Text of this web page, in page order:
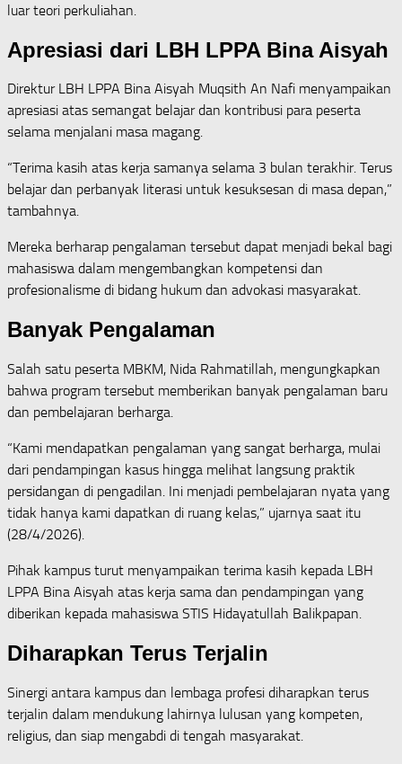
luar teori perkuliahan.
Apresiasi dari LBH LPPA Bina Aisyah
Direktur LBH LPPA Bina Aisyah Muqsith An Nafi menyampaikan
apresiasi atas semangat belajar dan kontribusi para peserta
selama menjalani masa magang.
“Terima kasih atas kerja samanya selama 3 bulan terakhir. Terus
belajar dan perbanyak literasi untuk kesuksesan di masa depan,”
tambahnya.
Mereka berharap pengalaman tersebut dapat menjadi bekal bagi
mahasiswa dalam mengembangkan kompetensi dan
profesionalisme di bidang hukum dan advokasi masyarakat.
Banyak Pengalaman
Salah satu peserta MBKM, Nida Rahmatillah, mengungkapkan
bahwa program tersebut memberikan banyak pengalaman baru
dan pembelajaran berharga.
“Kami mendapatkan pengalaman yang sangat berharga, mulai
dari pendampingan kasus hingga melihat langsung praktik
persidangan di pengadilan. Ini menjadi pembelajaran nyata yang
tidak hanya kami dapatkan di ruang kelas,” ujarnya saat itu
(28/4/2026).
Pihak kampus turut menyampaikan terima kasih kepada LBH
LPPA Bina Aisyah atas kerja sama dan pendampingan yang
diberikan kepada mahasiswa STIS Hidayatullah Balikpapan.
Diharapkan Terus Terjalin
Sinergi antara kampus dan lembaga profesi diharapkan terus
terjalin dalam mendukung lahirnya lulusan yang kompeten,
religius, dan siap mengabdi di tengah masyarakat.